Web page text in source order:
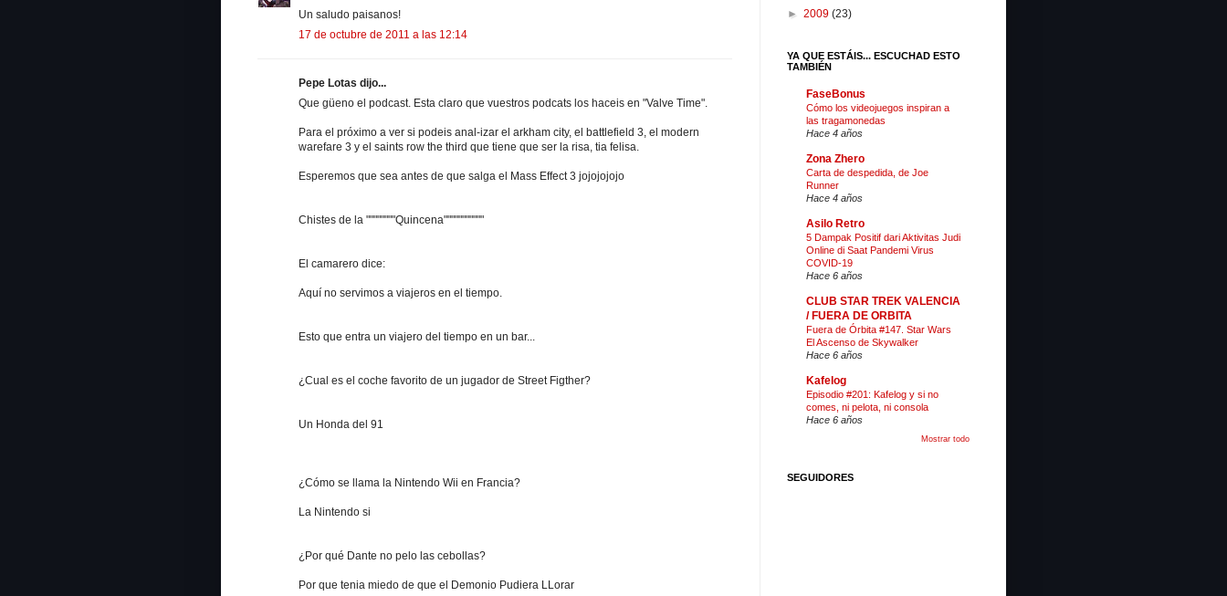
Un saludo paisanos!
17 de octubre de 2011 a las 12:14
Pepe Lotas dijo...
Que güeno el podcast. Esta claro que vuestros podcats los haceis en "Valve Time".
Para el próximo a ver si podeis anal-izar el arkham city, el battlefield 3, el modern
warefare 3 y el saints row the third que tiene que ser la risa, tia felisa.
Esperemos que sea antes de que salga el Mass Effect 3 jojojojojo
Chistes de la """"""""Quincena"""""""""""
El camarero dice:
Aquí no servimos a viajeros en el tiempo.
Esto que entra un viajero del tiempo en un bar...
¿Cual es el coche favorito de un jugador de Street Figther?
Un Honda del 91
¿Cómo se llama la Nintendo Wii en Francia?
La Nintendo si
¿Por qué Dante no pelo las cebollas?
Por que tenia miedo de que el Demonio Pudiera LLorar
► 2009 (23)
YA QUE ESTÁIS... ESCUCHAD ESTO
TAMBIÉN
FaseBonus
Cómo los videojuegos inspiran a
las tragamonedas
Hace 4 años
Zona Zhero
Carta de despedida, de Joe
Runner
Hace 4 años
Asilo Retro
5 Dampak Positif dari Aktivitas Judi
Online di Saat Pandemi Virus
COVID-19
Hace 6 años
CLUB STAR TREK VALENCIA
/ FUERA DE ORBITA
Fuera de Órbita #147. Star Wars
El Ascenso de Skywalker
Hace 6 años
Kafelog
Episodio #201: Kafelog y si no
comes, ni pelota, ni consola
Hace 6 años
Mostrar todo
SEGUIDORES